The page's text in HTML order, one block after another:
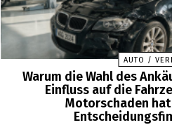
AUTO /
Warum die Wahl des
Einfluss auf die
Motorschaden